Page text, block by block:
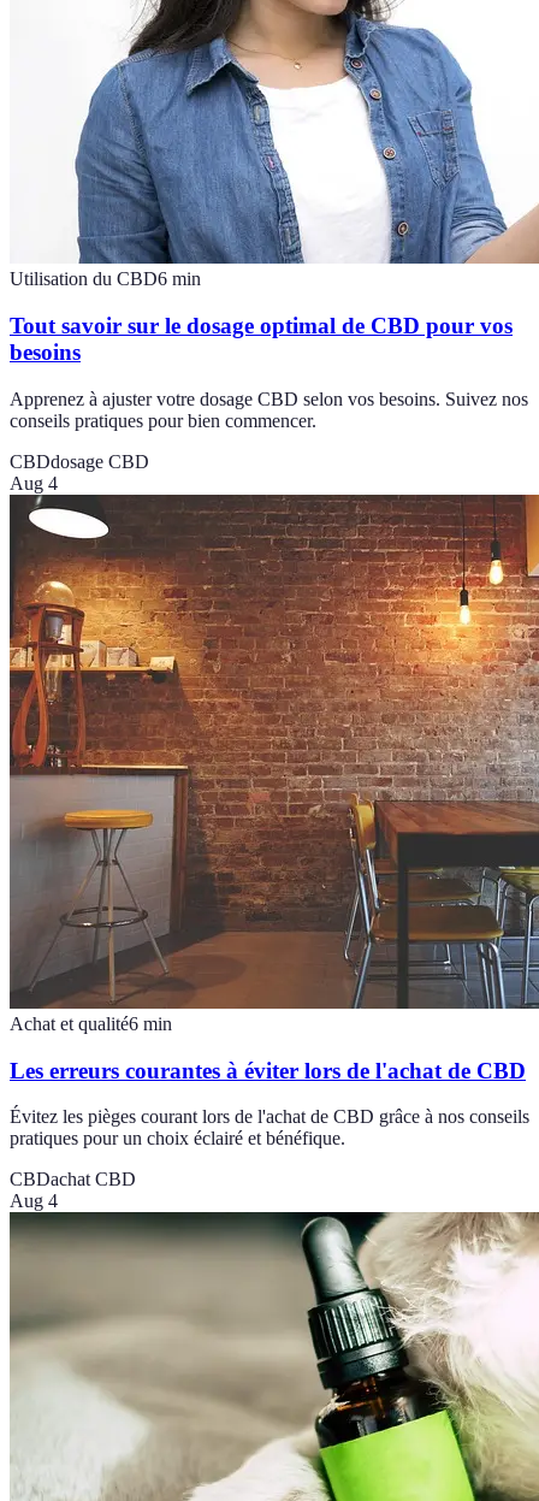
Utilisation du CBD6 min
Tout savoir sur le dosage optimal de CBD pour vos
besoins
Apprenez à ajuster votre dosage CBD selon vos besoins. Suivez nos
conseils pratiques pour bien commencer.
CBDdosage CBD
Aug 4
Achat et qualité6 min
Les erreurs courantes à éviter lors de l'achat de CBD
Évitez les pièges courant lors de l'achat de CBD grâce à nos conseils
pratiques pour un choix éclairé et bénéfique.
CBDachat CBD
Aug 4